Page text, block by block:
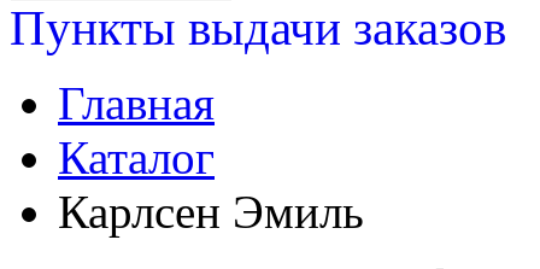
Пункты выдачи заказов
Главная
Каталог
Карлсен Эмиль